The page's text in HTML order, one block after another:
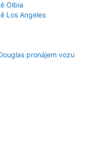
Olbia
Los Angeles
pronájem vozu